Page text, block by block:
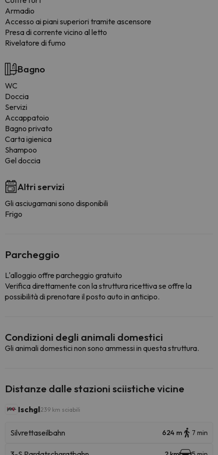
Armadio
Accesso ai piani superiori tramite ascensore
Presa di corrente vicino al letto
Rivelatore di fumo
Bagno
WC
Doccia
Servizi
Accappatoio
Bagno privato
Carta igienica
Shampoo
Gel doccia
Altri servizi
Gli asciugamani sono disponibili
Frigo
Parcheggio
L'alloggio offre parcheggio gratuito
Verifica direttamente con la struttura ricettiva se offre la
possibilità di prenotare il posto auto in anticipo.
Condizioni degli animali domestici
Gli animali domestici non sono ammessi in questa struttura.
Distanze dalle stazioni sciistiche vicine
Ischgl239 km sciabili
Silvrettaseilbahn 624 m 7 min